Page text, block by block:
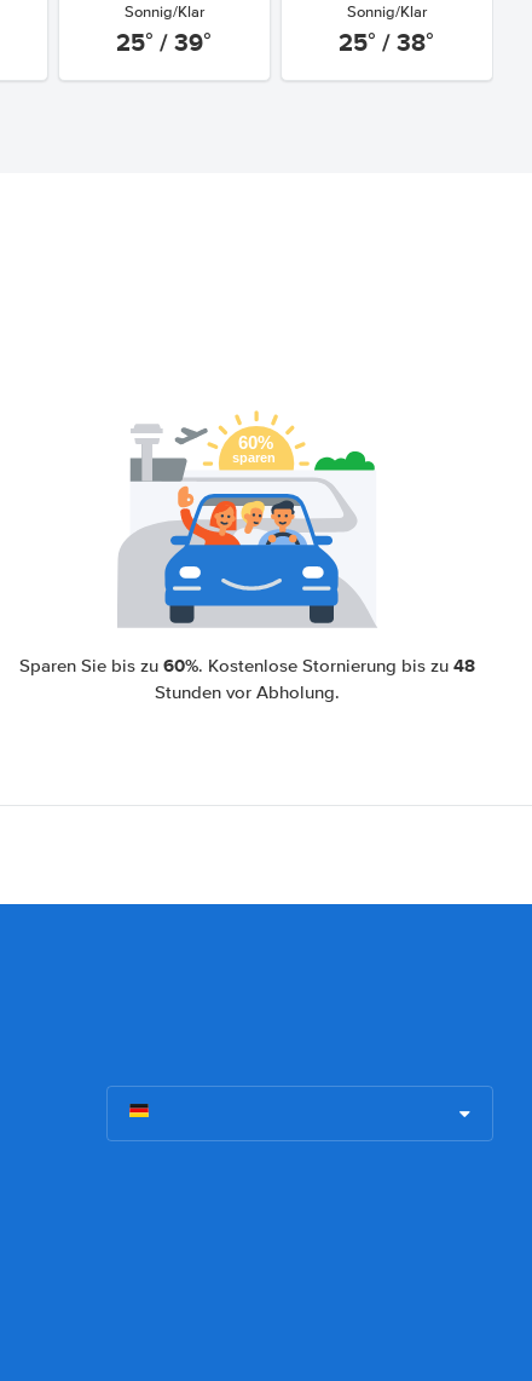
Sonnig/Klar
25° / 39°
Sonnig/Klar
25° / 38°
Sparen Sie bis zu60%. Kostenlose Stornierung bis zu48
Stunden vor Abholung.